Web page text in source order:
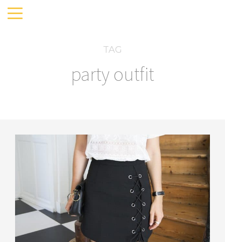
TAG
party outfit